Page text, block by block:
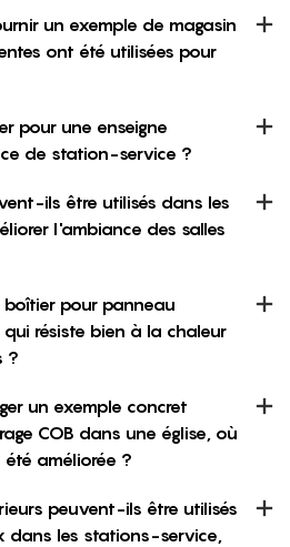
un exemple de magasin
ont été utilisées pour
pour une enseigne
de station-service ?
ils être utilisés dans les
l'ambiance des salles
pour panneau
résiste bien à la chaleur
?
un exemple concret
COB dans une église, où
améliorée ?
peuvent-ils être utilisés
dans les stations-service,